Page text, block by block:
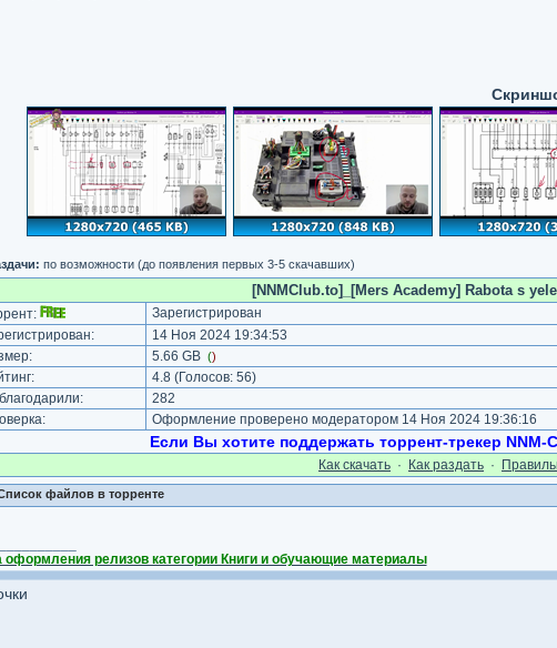
по возможности (до появления первых 3-5 скачавших)
[NNMClub.to]_[Mers Academy] Rabota s
Зарегистрирован
14 Ноя 2024 19:34:53
5.66 GB ()
4.8 (Голосов: 56)
282
Оформление проверено модератором 14 Ноя 2024 19:36:16
Если Вы хотите поддержать торрент-трекер
Как cкачать · Как раздать ·
файлов в торренте
оформления релизов категории Книги и обучающие материалы